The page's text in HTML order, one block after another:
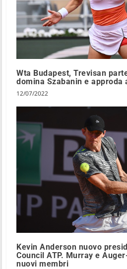
Wta Budapest, Trevisan
domina Szabanin e approda
12/07/2022
Kevin Anderson nuovo
Council ATP. Murray e
nuovi membri